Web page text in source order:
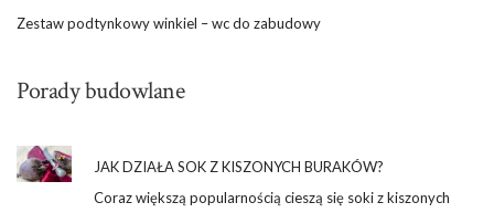
Zestaw podtynkowy winkiel – wc do zabudowy
Porady budowlane
JAK DZIAŁA SOK Z KISZONYCH BURAKÓW?
Coraz większą popularnością cieszą się soki z kiszonych